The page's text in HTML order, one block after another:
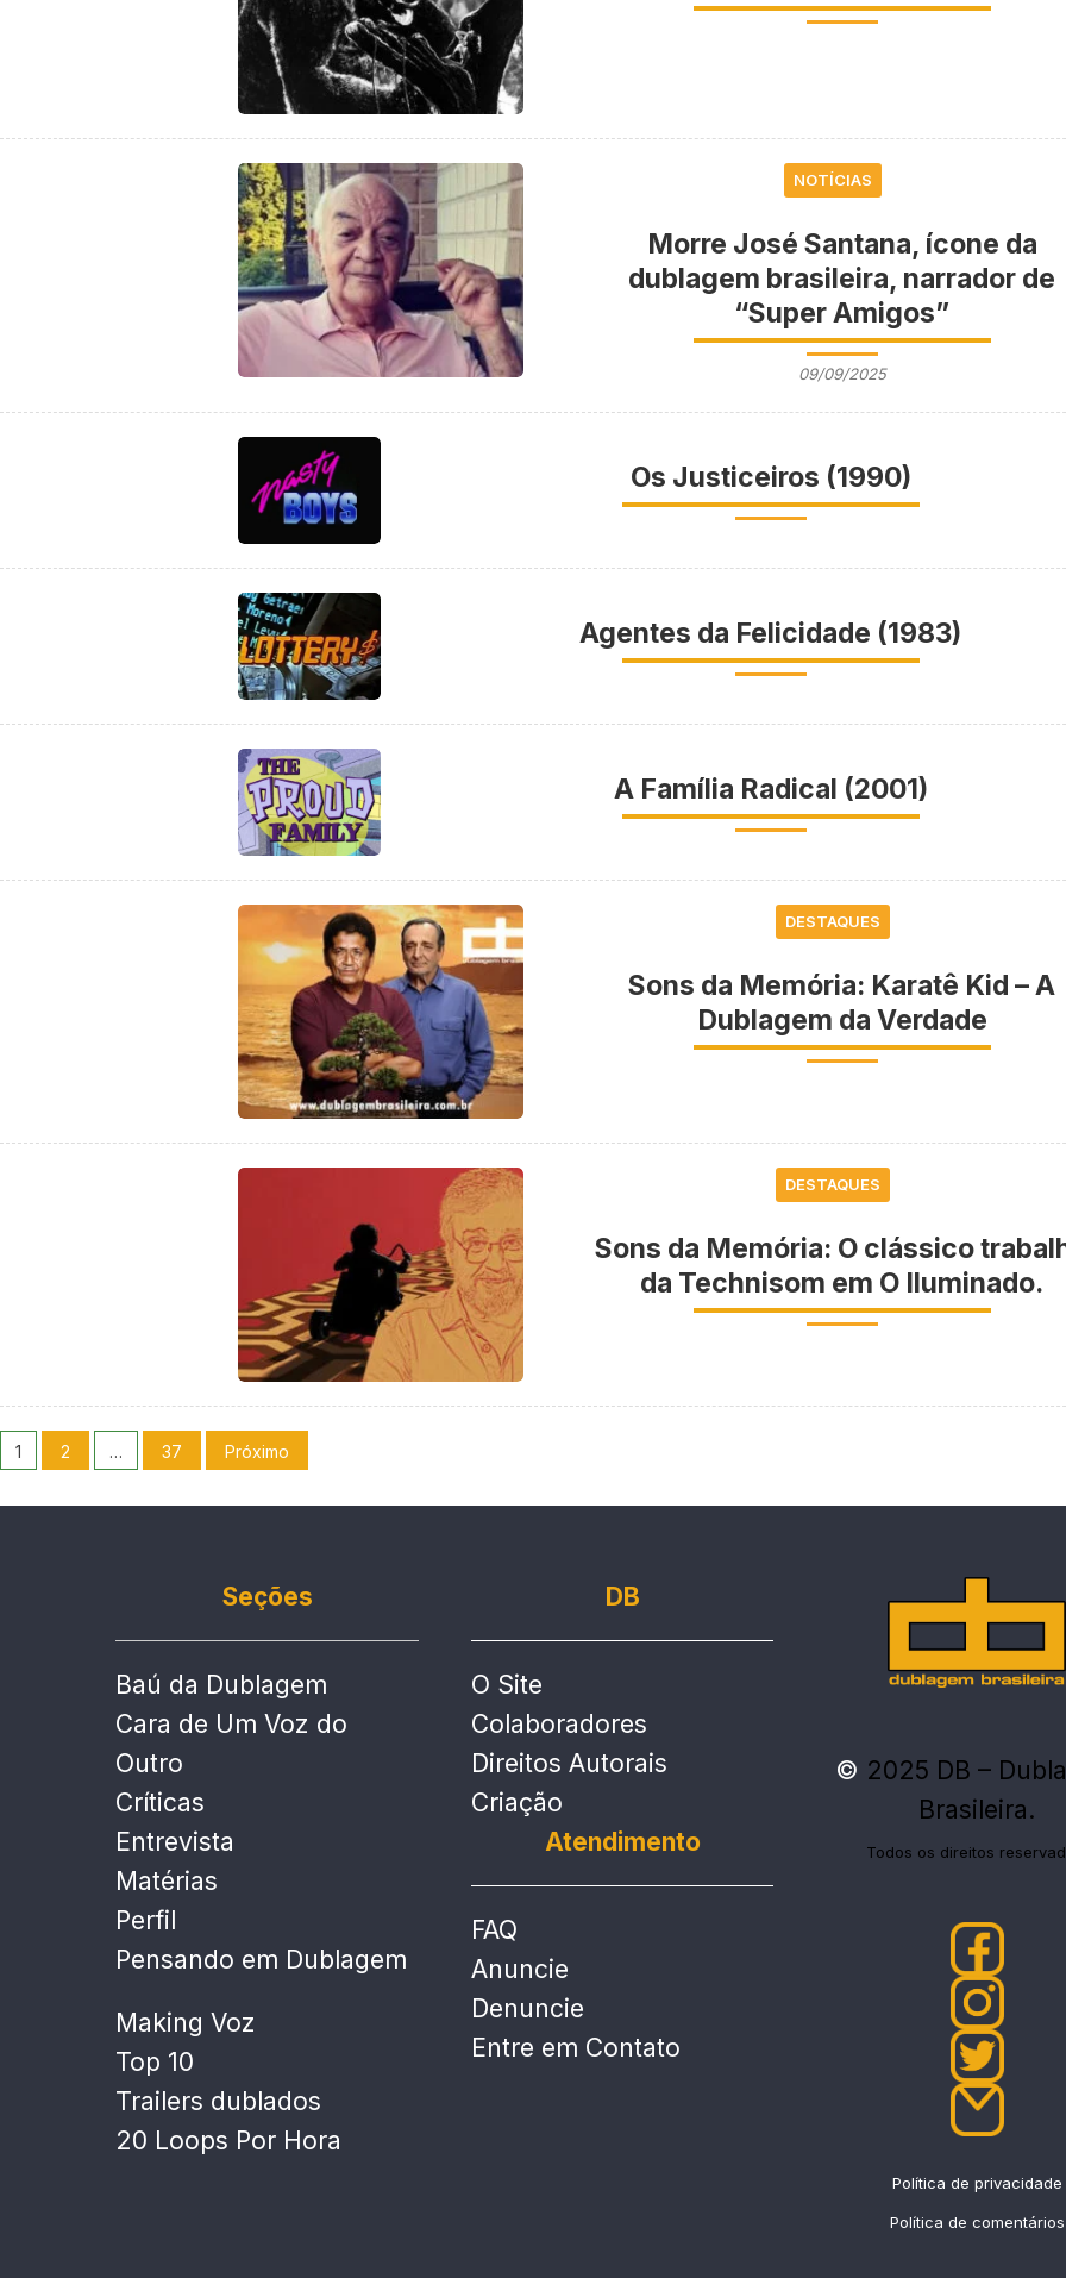
NOTÍCIAS
Morre José Santana, ícone da
dublagem brasileira, narrador de
“Super Amigos”
09/09/2025
Os Justiceiros (1990)
Agentes da Felicidade (1983)
A Família Radical (2001)
DESTAQUES
Sons da Memória: Karatê Kid – A
Dublagem da Verdade
DESTAQUES
Sons da Memória: O clássico
da Technisom em O Iluminado.
1 2 … 37 Próximo
Seções
Baú da Dublagem
Cara de Um Voz do
Outro
Críticas
Entrevista
Matérias
Perfil
Pensando em Dublagem
Making Voz
Top 10
Trailers dublados
20 Loops Por Hora
DB
O Site
Colaboradores
Direitos Autorais
Criação
Atendimento
FAQ
Anuncie
Denuncie
Entre em Contato
© 2025 DB –
Brasileira.
Todos os direitos
Política de privacidade
Política de comentários